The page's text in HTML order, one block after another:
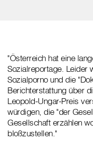
"Österreich hat eine
Sozialreportage. Leider
Sozialporno und die
Berichterstattung über
Leopold-Ungar-Preis
würdigen, die "der
Gesellschaft erzählen
bloßzustellen."